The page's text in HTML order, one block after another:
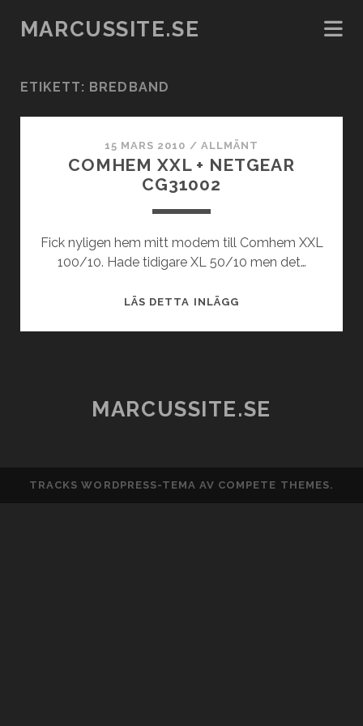
MARCUSSITE.SE
ETIKETT: BREDBAND
15 MARS 2010 / ALLMÄNT
COMHEM XXL + NETGEAR
CG31002
Fick nyligen hem mitt modem till Comhem XXL
100/10. Hade tidigare XL 50/10 men det…
LÄS DETTA INLÄGGCOMHEM
MARCUSSITE.SE
TRACKS WORDPRESS-TEMA AV COMPETE THEMES.